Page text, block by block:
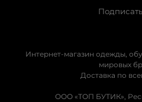
Интернет-магазин одежды,
мировых
Доставка по
ООО «ТОП БУТИК»,